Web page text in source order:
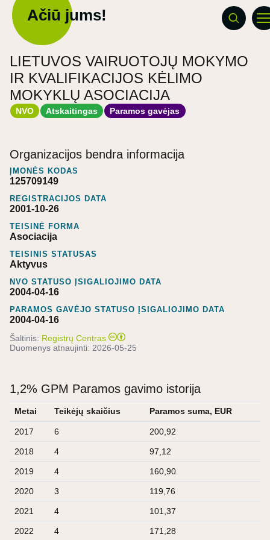
Ačiū jums!
LIETUVOS VAIRUOTOJŲ MOKYMO
IR KVALIFIKACIJOS KĖLIMO
MOKYKLŲ ASOCIACIJA
NVO Atskaitingas Paramos gavėjas
Organizacijos bendra informacija
ĮMONĖS KODAS
125709149
REGISTRACIJOS DATA
2001-10-26
TEISINĖ FORMA
Asociacija
TEISINIS STATUSAS
Aktyvus
NVO STATUSO ĮSIGALIOJIMO DATA
2004-04-16
PARAMOS GAVĖJO STATUSO ĮSIGALIOJIMO DATA
2004-04-16
Šaltinis: Registrų Centras
Duomenys atnaujinti: 2026-05-25
1,2% GPM Paramos gavimo istorija
Metai Teikėjų skaičius Paramos suma, EUR
2017 6 200,92
2018 4 97,12
2019 4 160,90
2020 3 119,76
2021 4 101,37
2022 4 171,28